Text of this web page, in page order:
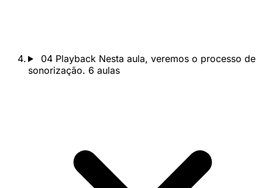
04 Playback Nesta aula, veremos o processo de
sonorização. 6 aulas